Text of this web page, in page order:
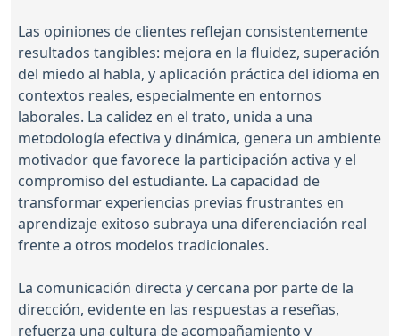
Las opiniones de clientes reflejan consistentemente
resultados tangibles: mejora en la fluidez, superación
del miedo al habla, y aplicación práctica del idioma en
contextos reales, especialmente en entornos
laborales. La calidez en el trato, unida a una
metodología efectiva y dinámica, genera un ambiente
motivador que favorece la participación activa y el
compromiso del estudiante. La capacidad de
transformar experiencias previas frustrantes en
aprendizaje exitoso subraya una diferenciación real
frente a otros modelos tradicionales.
La comunicación directa y cercana por parte de la
dirección, evidente en las respuestas a reseñas,
refuerza una cultura de acompañamiento y